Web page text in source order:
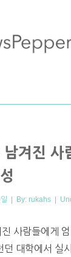
남겨진 사
일 | By: rukahs |
사람들에게
던 대학에서 실